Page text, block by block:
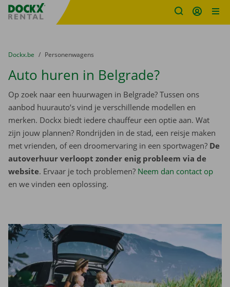
Fratello DEMO
U bevindt zich hier:
van
Dockx.be naar
Personenwagens
Auto huren in Belgrade?
Op zoek naar een huurwagen in Belgrade? Tussen ons
aanbod huurauto’s vind je verschillende modellen en
merken. Dockx biedt iedere chauffeur een optie aan. Wat
zijn jouw plannen? Rondrijden in de stad, een reisje maken
met vrienden, of een droomervaring in een sportwagen? De
autoverhuur verloopt zonder enig probleem via de
website. Ervaar je toch problemen? Neem dan contact op
en we vinden een oplossing.